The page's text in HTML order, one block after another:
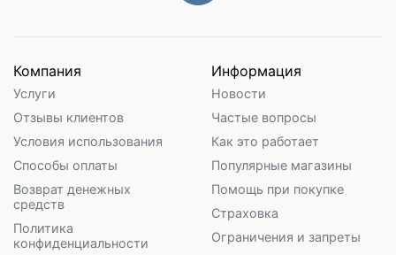
Компания
Услуги
Отзывы клиентов
Условия использования
Способы оплаты
Возврат денежных
средств
Политика
конфиденциальности
Информация
Новости
Частые вопросы
Как это работает
Популярные магазины
Помощь при покупке
Страховка
Ограничения и запреты